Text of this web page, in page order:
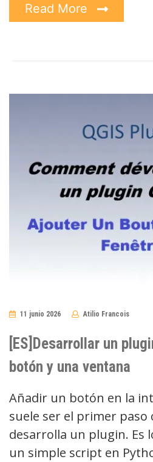
Read More
11 junio 2026 Atilio Francois
[ES]Desarrollar un
botón y una ventana
Añadir un botón en la
suele ser el primer paso
desarrolla un plugin. Es
un simple script en